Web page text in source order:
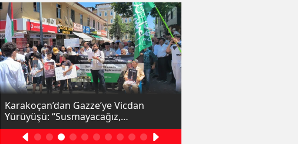
Karakoçan’dan Gazze’ye Vicdan
Yürüyüşü: “Susmayacağız,
Affetmeyeceğiz!”